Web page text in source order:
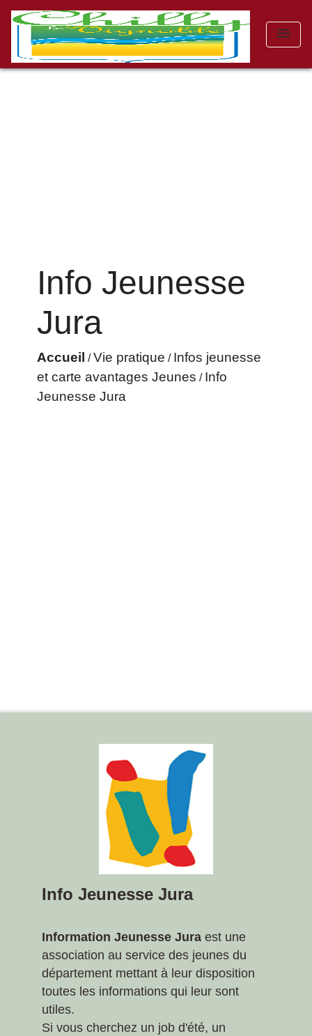
menu
Info Jeunesse
Jura
Accueil /Vie pratique / Infos jeunesse
et carte avantages Jeunes / Info
Jeunesse Jura
Info Jeunesse Jura
Information Jeunesse Jura est une
association au service des jeunes du
département mettant à leur disposition
toutes les informations qui leur sont
utiles.
Si vous cherchez un job d'été, un